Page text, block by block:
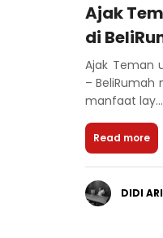
Ajak
di
Ajak Teman
–
manfaat lay...
Read more
DIDI